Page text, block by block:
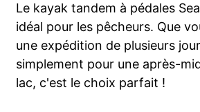
Le kayak tandem à pédales
idéal pour les pêcheurs. Que
une expédition de plusieurs
simplement pour une après-
lac, c'est le choix parfait !